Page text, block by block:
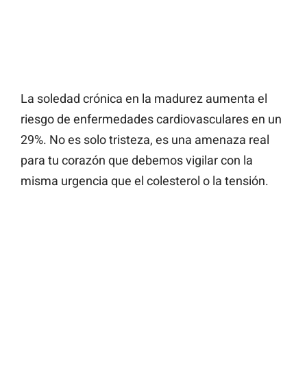
La soledad crónica en la madurez aumenta el
riesgo de enfermedades cardiovasculares en un
29%. No es solo tristeza, es una amenaza real
para tu corazón que debemos vigilar con la
misma urgencia que el colesterol o la tensión.